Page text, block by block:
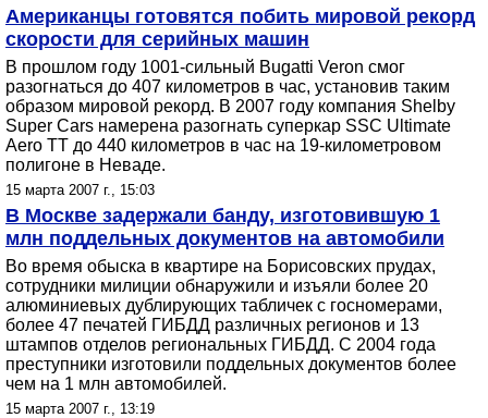
Американцы готовятся побить мировой рекорд
скорости для серийных машин
В прошлом году 1001-сильный Bugatti Veron смог
разогнаться до 407 километров в час, установив таким
образом мировой рекорд. В 2007 году компания Shelby
Super Cars намерена разогнать суперкар SSC Ultimate
Aero TT до 440 километров в час на 19-километровом
полигоне в Неваде.
15 марта 2007 г., 15:03
В Москве задержали банду, изготовившую 1
млн поддельных документов на автомобили
Во время обыска в квартире на Борисовских прудах,
сотрудники милиции обнаружили и изъяли более 20
алюминиевых дублирующих табличек с госномерами,
более 47 печатей ГИБДД различных регионов и 13
штампов отделов региональных ГИБДД. С 2004 года
преступники изготовили поддельных документов более
чем на 1 млн автомобилей.
15 марта 2007 г., 13:19